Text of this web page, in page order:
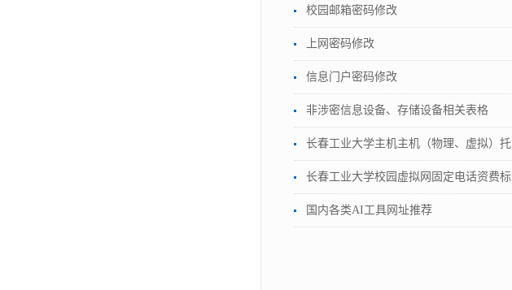
校园邮箱密码修改
上网密码修改
信息门户密码修改
非涉密信息设备、存储设备相关表格
长春工业大学主机主机（物理、虚拟）
长春工业大学校园虚拟网固定电话资费
国内各类AI工具网址推荐